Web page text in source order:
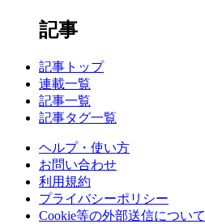
記事
記事トップ
連載一覧
記事一覧
記事タグ一覧
ヘルプ・使い方
お問い合わせ
利用規約
プライバシーポリシー
Cookie等の外部送信について